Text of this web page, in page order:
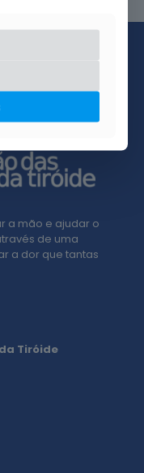
a mão e ajudar o
de uma
a dor que tantas
Tiróide